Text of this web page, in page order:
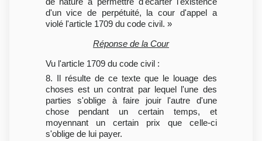
d'un vice de perpétuité, la cour d'appel a
violé l'article 1709 du code civil. »
Réponse de la Cour
Vu l'article 1709 du code civil :
8. Il résulte de ce texte que le louage des
choses est un contrat par lequel l'une des
parties s'oblige à faire jouir l'autre d'une
chose pendant un certain temps, et
moyennant un certain prix que celle-ci
s'oblige de lui payer.